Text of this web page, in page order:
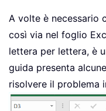
A volte è necessario
così via nel foglio
lettera per lettera, è
guida presenta
risolvere il problema